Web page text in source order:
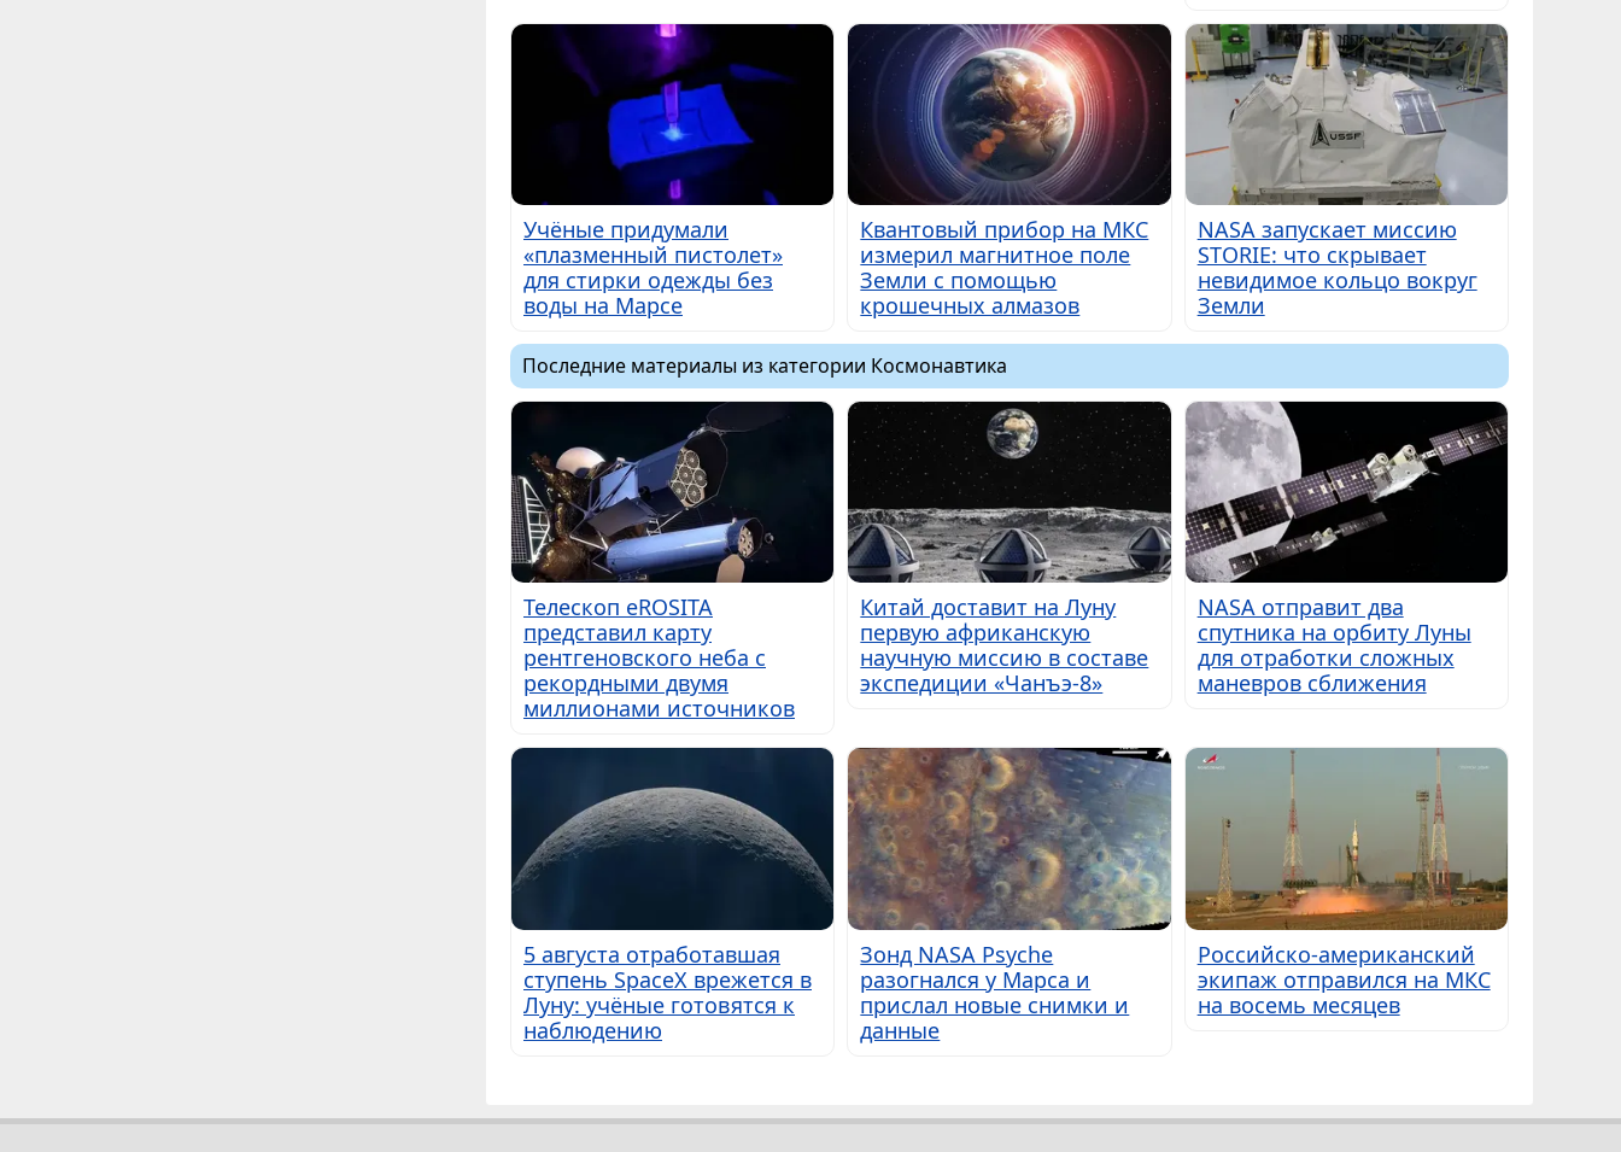
Учёные придумали
«плазменный пистолет»
для стирки одежды без
воды на Марсе
Квантовый прибор на МКС
измерил магнитное поле
Земли с помощью
крошечных алмазов
NASA запускает миссию
STORIE: что скрывает
невидимое кольцо вокруг
Земли
Последние материалы из категории Космонавтика
Телескоп eROSITA
представил карту
рентгеновского неба с
рекордными двумя
миллионами источников
Китай доставит на Луну
первую африканскую
научную миссию в составе
экспедиции «Чанъэ-8»
NASA отправит два
спутника на орбиту Луны
для отработки сложных
маневров сближения
5 августа отработавшая
ступень SpaceX врежется в
Луну: учёные готовятся к
наблюдению
Зонд NASA Psyche
разогнался у Марса и
прислал новые снимки и
данные
Российско-американский
экипаж отправился на МКС
на восемь месяцев